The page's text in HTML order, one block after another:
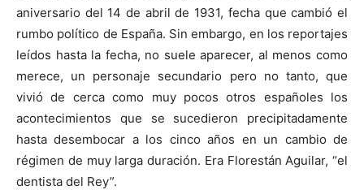
aniversario del 14 de abril de 1931, fecha que cambió el
rumbo político de España. Sin embargo, en los reportajes
leídos hasta la fecha, no suele aparecer, al menos como
merece, un personaje secundario pero no tanto, que
vivió de cerca como muy pocos otros españoles los
acontecimientos que se sucedieron precipitadamente
hasta desembocar a los cinco años en un cambio de
régimen de muy larga duración. Era Florestán Aguilar, “el
dentista del Rey”.